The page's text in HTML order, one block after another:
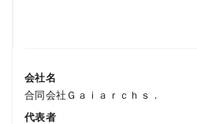
会社名
合同会社Ｇａｉａｒｃｈｓ．
代表者